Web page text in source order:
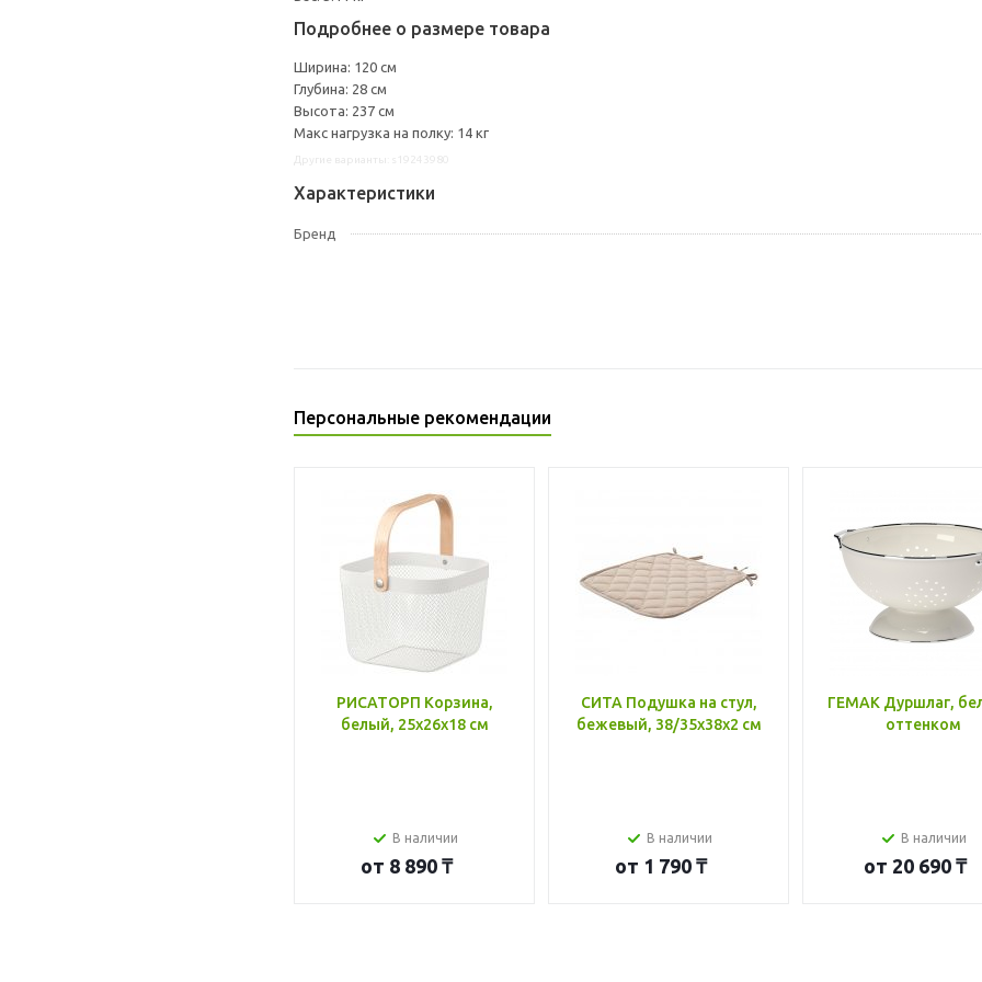
Подробнее о размере товара
Ширина: 120 см
Глубина: 28 см
Высота: 237 см
Макс нагрузка на полку: 14 кг
Характеристики
Бренд
Персональные рекомендации
РИСАТОРП Корзина,
белый, 25x26x18 см
В наличии
от 8 890 ₸
СИТА Подушка на стул,
бежевый, 38/35x38x2 см
В наличии
от 1 790 ₸
ГЕМАК Дуршлаг,
оттенком
В наличии
от 20 690 ₸